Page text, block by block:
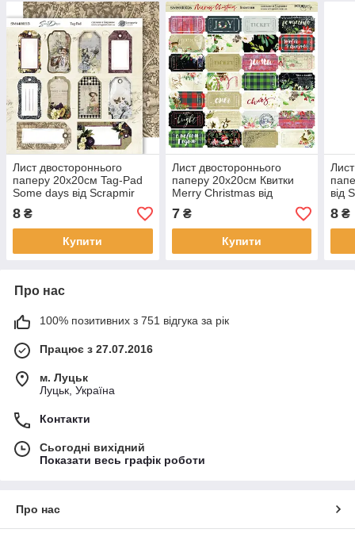
Лист двостороннього
паперу 20х20см Tag-Pad
Some days від Scrapmir
SM6400013
8 ₴
Купити
Лист двостороннього
паперу 20х20см Квитки
Merry Christmas від
Scrapmir SM5900026
7₴
Купити
від
1шт
8 ₴
Про нас
100% позитивних з 751 відгука за рік
Працює з 27.07.2016
м. Луцьк
Луцьк, Україна
Контакти
Сьогодні вихідний
Показати весь графік роботи
Про нас